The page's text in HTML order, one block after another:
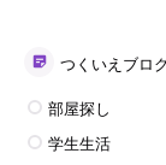
つくいえブロ
部屋探し
学生生活